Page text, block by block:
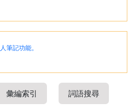
筆記功能。
彙編索引 詞語搜尋